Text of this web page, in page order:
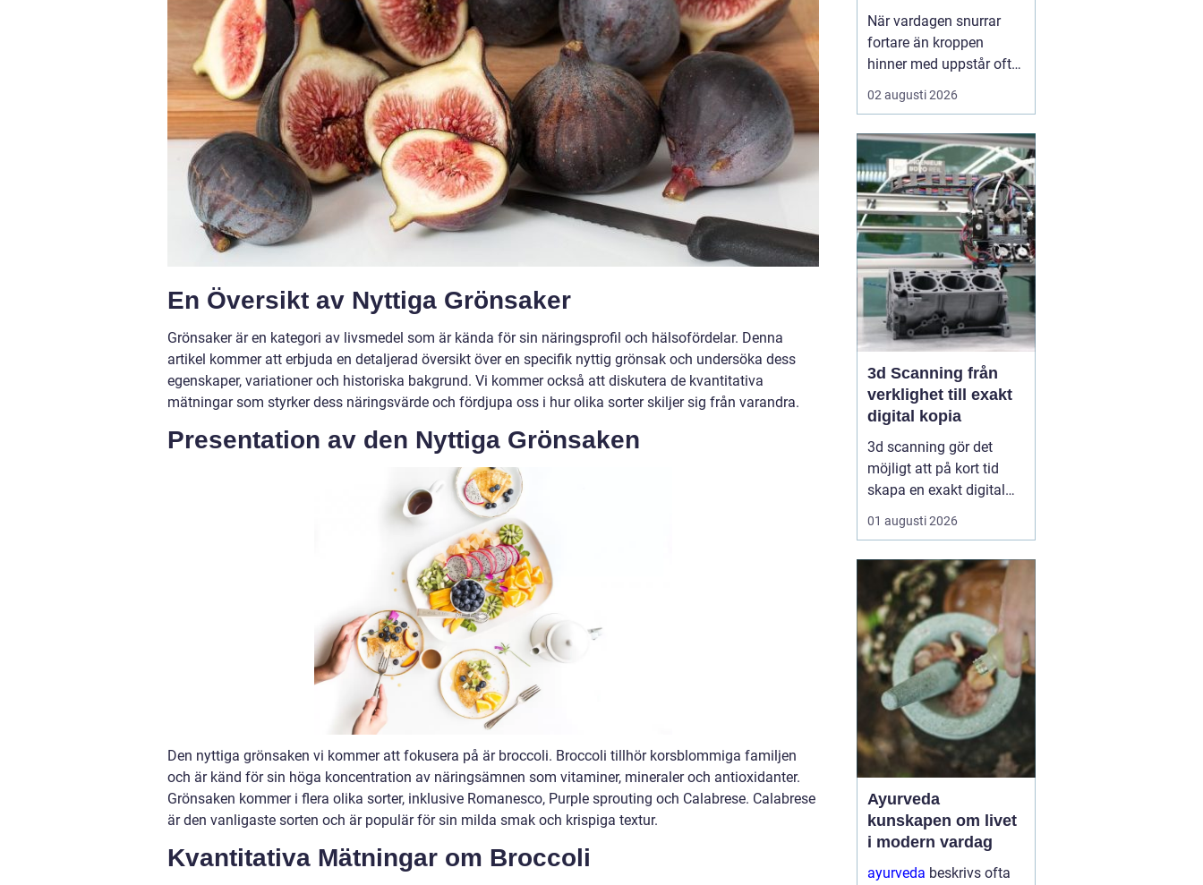
En Översikt av Nyttiga Grönsaker
Grönsaker är en kategori av livsmedel som är kända för sin näringsprofil och hälsofördelar. Denna
artikel kommer att erbjuda en detaljerad översikt över en specifik nyttig grönsak och undersöka dess
egenskaper, variationer och historiska bakgrund. Vi kommer också att diskutera de kvantitativa
mätningar som styrker dess näringsvärde och fördjupa oss i hur olika sorter skiljer sig från varandra.
Presentation av den Nyttiga Grönsaken
Den nyttiga grönsaken vi kommer att fokusera på är broccoli. Broccoli tillhör korsblommiga familjen
och är känd för sin höga koncentration av näringsämnen som vitaminer, mineraler och antioxidanter.
Grönsaken kommer i flera olika sorter, inklusive Romanesco, Purple sprouting och Calabrese. Calabrese
är den vanligaste sorten och är populär för sin milda smak och krispiga textur.
Kvantitativa Mätningar om Broccoli
När vardagen snurrar
fortare än kroppen
hinner med uppstår ofta
spänningar, oro och
trötthet som inte går att
Många börjar då söka
efter metoder som kan
skapa lugn på djupet,
inte bara i tankarna utan
också i kroppen. I den
sökn...
02 augusti 2026
3d Scanning från
verklighet till exakt
digital kopia
3d scanning gör det
möjligt att på kort tid
skapa en exakt digital
kopia av nästan vad
som helst: en liten detalj,
eller en hel fabrik.
Tekniken används i dag
inom industri, bygg,
fastigheter, kulturarv och
infrastruktur för at...
01 augusti 2026
Ayurveda
kunskapen om livet
i modern vardag
ayurveda beskrivs ofta